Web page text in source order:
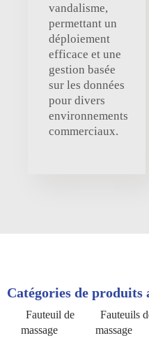
vandalisme,
permettant un
déploiement
efficace et une
gestion basée
sur les données
pour divers
environnements
commerciaux.
Catégories de produits
Fauteuil de
massage
Fauteuils
massage